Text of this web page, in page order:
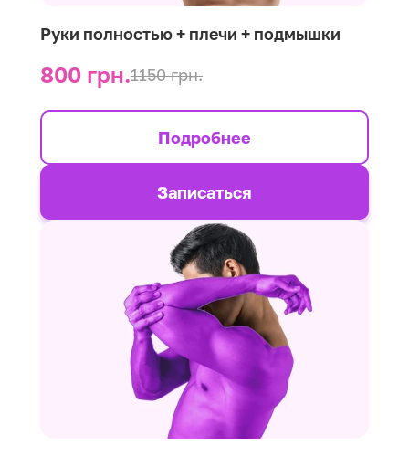
Руки полностью + плечи + подмышки
800 грн.1150 грн.
Подробнее
Записаться